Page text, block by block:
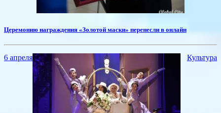
Церемонию награждения «Золотой маски» перенесли в онлайн
6 апреля Культура